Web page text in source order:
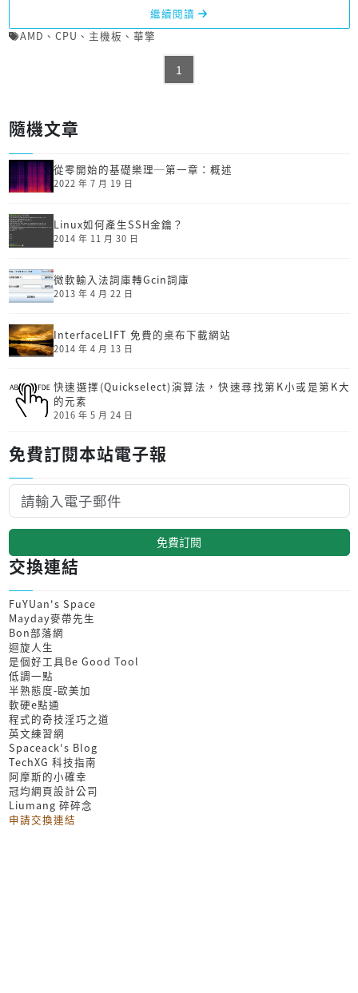
繼續閱讀
AMD 、 CPU 、 主機板 、 華擎
1
隨機文章
從零開始的基礎樂理─第一章：概述
2022 年 7 月 19 日
Linux如何產生SSH金鑰？
2014 年 11 月 30 日
微軟輸入法詞庫轉Gcin詞庫
2013 年 4 月 22 日
InterfaceLIFT 免費的桌布下載網站
2014 年 4 月 13 日
快速選擇(Quickselect)演算法，快速尋找第K小或是第K大
的元素
2016 年 5 月 24 日
免費訂閱本站電子報
免費訂閱
交換連結
FuYUan's Space
Mayday麥帶先生
Bon部落網
迴旋人生
是個好工具Be Good Tool
低調一點
半熟態度-歐美加
軟硬e點通
程式的奇技淫巧之道
英文練習網
Spaceack's Blog
TechXG 科技指南
阿摩斯的小確幸
冠均網頁設計公司
Liumang 碎碎念
申請交換連結